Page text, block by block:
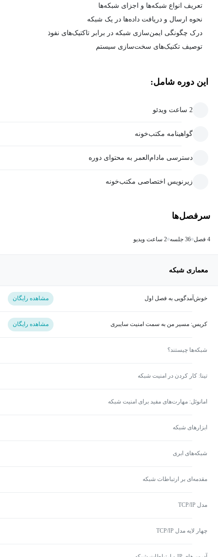
تعریف انواع شبکه‌ها و اجزای شبکه‌ها
نحوه ارسال و دریافت داده‌ها در یک شبکه
درک چگونگی ایمن‌سازی شبکه در برابر تاکتیک‌های نفوذ
توصیف تکنیک‌های سخت‌سازی سیستم
این دوره شامل:
2 ساعت ویدئو
گواهینامه مکتب‌خونه
دسترسی مادام‌العمر به محتوای دوره
زیرنویس اختصاصی مکتب‌خونه
سرفصل‌ها
4 فصل 36 جلسه 2 ساعت ویدیو
معماری شبکه
خوش‌آمدگویی به فصل اول مشاهده رایگان
کریس: مسیر من به سمت امنیت سایبری مشاهده رایگان
شبکه‌ها چیستند؟
تینا: کار کردن در امنیت شبکه
امانوئل: مهارت‌های مفید برای امنیت شبکه
ابزارهای شبکه
شبکه‌های ابری
مقدمه‌ای بر ارتباطات شبکه
مدل TCP/IP
چهار لایه مدل TCP/IP